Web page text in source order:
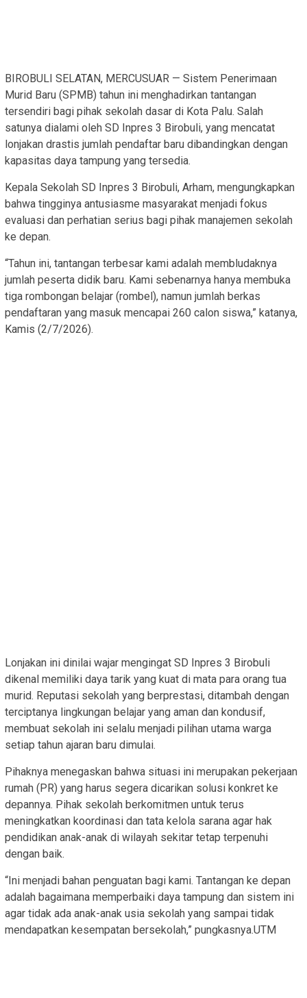
BIROBULI SELATAN, MERCUSUAR — Sistem Penerimaan
Murid Baru (SPMB) tahun ini menghadirkan tantangan
tersendiri bagi pihak sekolah dasar di Kota Palu. Salah
satunya dialami oleh SD Inpres 3 Birobuli, yang mencatat
lonjakan drastis jumlah pendaftar baru dibandingkan dengan
kapasitas daya tampung yang tersedia.
​Kepala Sekolah SD Inpres 3 Birobuli, Arham, mengungkapkan
bahwa tingginya antusiasme masyarakat menjadi fokus
evaluasi dan perhatian serius bagi pihak manajemen sekolah
ke depan.
​“Tahun ini, tantangan terbesar kami adalah membludaknya
jumlah peserta didik baru. Kami sebenarnya hanya membuka
tiga rombongan belajar (rombel), namun jumlah berkas
pendaftaran yang masuk mencapai 260 calon siswa,” katanya,
Kamis (2/7/2026).
​Lonjakan ini dinilai wajar mengingat SD Inpres 3 Birobuli
dikenal memiliki daya tarik yang kuat di mata para orang tua
murid. Reputasi sekolah yang berprestasi, ditambah dengan
terciptanya lingkungan belajar yang aman dan kondusif,
membuat sekolah ini selalu menjadi pilihan utama warga
setiap tahun ajaran baru dimulai.
Pihaknya menegaskan bahwa situasi ini merupakan pekerjaan
rumah (PR) yang harus segera dicarikan solusi konkret ke
depannya. Pihak sekolah berkomitmen untuk terus
meningkatkan koordinasi dan tata kelola sarana agar hak
pendidikan anak-anak di wilayah sekitar tetap terpenuhi
dengan baik.
​“Ini menjadi bahan penguatan bagi kami. Tantangan ke depan
adalah bagaimana memperbaiki daya tampung dan sistem ini
agar tidak ada anak-anak usia sekolah yang sampai tidak
mendapatkan kesempatan bersekolah,” pungkasnya.UTM